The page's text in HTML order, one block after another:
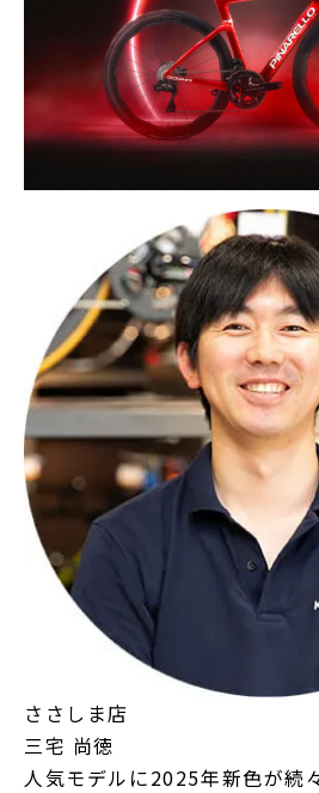
ささしま店
三宅 尚徳
人気モデルに2025年新色が続